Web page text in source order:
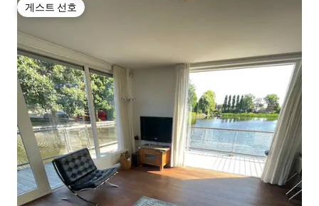
게스트 선호
게스트 선호